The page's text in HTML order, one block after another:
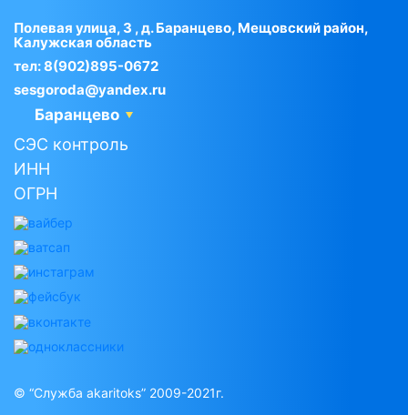
Полевая улица, 3 , д. Баранцево, Мещовский район,
Калужская область
тел:8(902)895-0672
sesgoroda@yandex.ru
Баранцево
СЭС контроль
ИНН
ОГРН
© “Служба akaritoks” 2009-2021г.